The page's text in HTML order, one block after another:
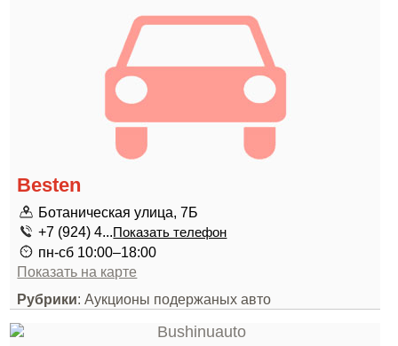
Besten
Ботаническая улица, 7Б
+7 (924) 4...Показать телефон
пн-сб 10:00–18:00
Показать на карте
Рубрики: Аукционы подержаных авто